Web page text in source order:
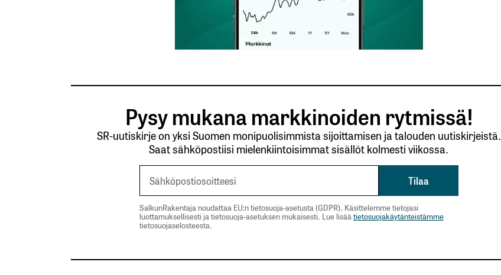
Pysy mukana markkinoiden rytmissä!
SR-uutiskirje on yksi Suomen monipuolisimmista sijoittamisen ja talouden uutiskirjeistä.
Saat sähköpostiisi mielenkiintoisimmat sisällöt kolmesti viikossa.
SalkunRakentaja noudattaa EU:n tietosuoja-asetusta (GDPR). Käsittelemme tietojasi
luottamuksellisesti ja tietosuoja-asetuksen mukaisesti. Lue lisäätietosuojakäytänteistämme
tietosuojaselosteesta.